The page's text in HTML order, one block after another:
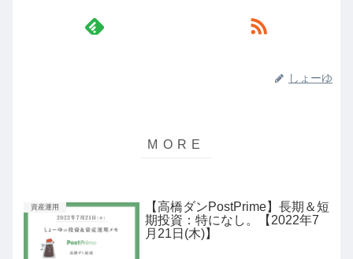
しょーゆ
資産運用
【高橋ダンPostPrime】長期＆短
期投資：特になし。【2022年7
月21日(木)】